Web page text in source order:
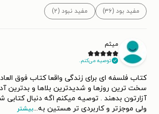
مفید بود (۳۶) مفید نبود (۲)
میثم
توصیه می‌کنم.
کتاب فلسفه ای برای زندگی واقعا کتاب فوق
سخت ترین روزها و شدیدترین بلاها و بدترین
آزارتون بدهند . توصیه میکنم اگه دنبال
ولی موجزتر و کاربردی تر هستین به...بیشتر